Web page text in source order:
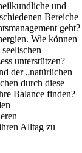
und
Bereiche
geht?
Wie können
unterstützen?
der „natürlichen
durch diese
Balance finden?
Alltag zu